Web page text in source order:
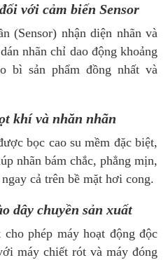
với cảm biến Sensor
(Sensor) nhận diện nhãn và
nhãn chỉ dao động khoảng
bì sản phẩm đồng nhất và
khí và nhăn nhãn
bọc cao su mềm đặc biệt,
nhãn bám chắc, phẳng mịn,
cả trên bề mặt hơi cong.
dây chuyền sản xuất
phép máy hoạt động độc
máy chiết rót và máy đóng